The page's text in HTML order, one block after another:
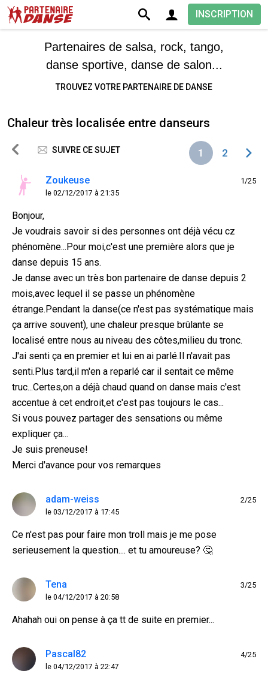
INSCRIPTION
Partenaires de salsa, rock, tango,
danse sportive, danse de salon...
TROUVEZ VOTRE PARTENAIRE DE DANSE
Chaleur très localisée entre danseurs
SUIVRE CE SUJET 1 2
Zoukeuse
le 02/12/2017 à 21:35
1/25
Bonjour,
Je voudrais savoir si des personnes ont déjà vécu cz
phénomène...Pour moi,c'est une première alors que je
danse depuis 15 ans.
Je danse avec un très bon partenaire de danse depuis 2
mois,avec lequel il se passe un phénomène
étrange.Pendant la danse(ce n'est pas systématique mais
ça arrive souvent), une chaleur presque brûlante se
localisé entre nous au niveau des côtes,milieu du tronc.
J'ai senti ça en premier et lui en ai parlé.Il n'avait pas
senti.Plus tard,il m'en a reparlé car il sentait ce même
truc...Certes,on a déjà chaud quand on danse mais c'est
accentue à cet endroit,et c'est pas toujours le cas...
Si vous pouvez partager des sensations ou même
expliquer ça...
Je suis preneuse!
Merci d'avance pour vos remarques
adam-weiss
le 03/12/2017 à 17:45
2/25
Ce n'est pas pour faire mon troll mais je me pose
serieusement la question.... et tu amoureuse? 🤔
Tena
le 04/12/2017 à 20:58
3/25
Ahahah oui on pense à ça tt de suite en premier...
Pascal82
le 04/12/2017 à 22:47
4/25